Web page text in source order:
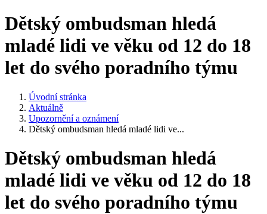
Dětský ombudsman hledá
mladé lidi ve věku od 12 do 18
let do svého poradního týmu
Úvodní stránka
Aktuálně
Upozornění a oznámení
Dětský ombudsman hledá mladé lidi ve...
Dětský ombudsman hledá
mladé lidi ve věku od 12 do 18
let do svého poradního týmu